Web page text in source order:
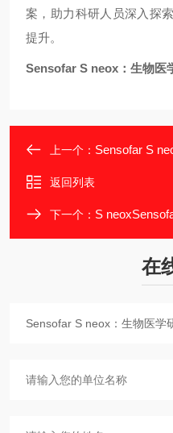
案，助力科研人员深入探
提升。
Sensofar S neox：生物医
上一个： Sensofar S
返回列表
下一个： S neoxSensofar
在